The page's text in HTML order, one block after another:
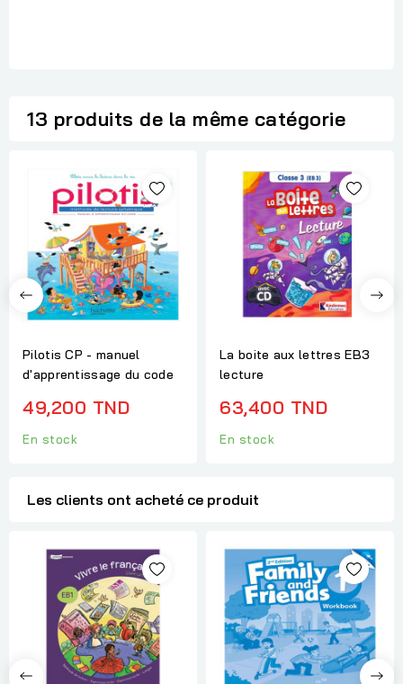
13 produits de la même catégorie
Pilotis CP - manuel
d'apprentissage du code
49,200 TND
En stock
La boite aux lettres EB3
lecture
63,400 TND
En stock
Les clients ont acheté ce produit